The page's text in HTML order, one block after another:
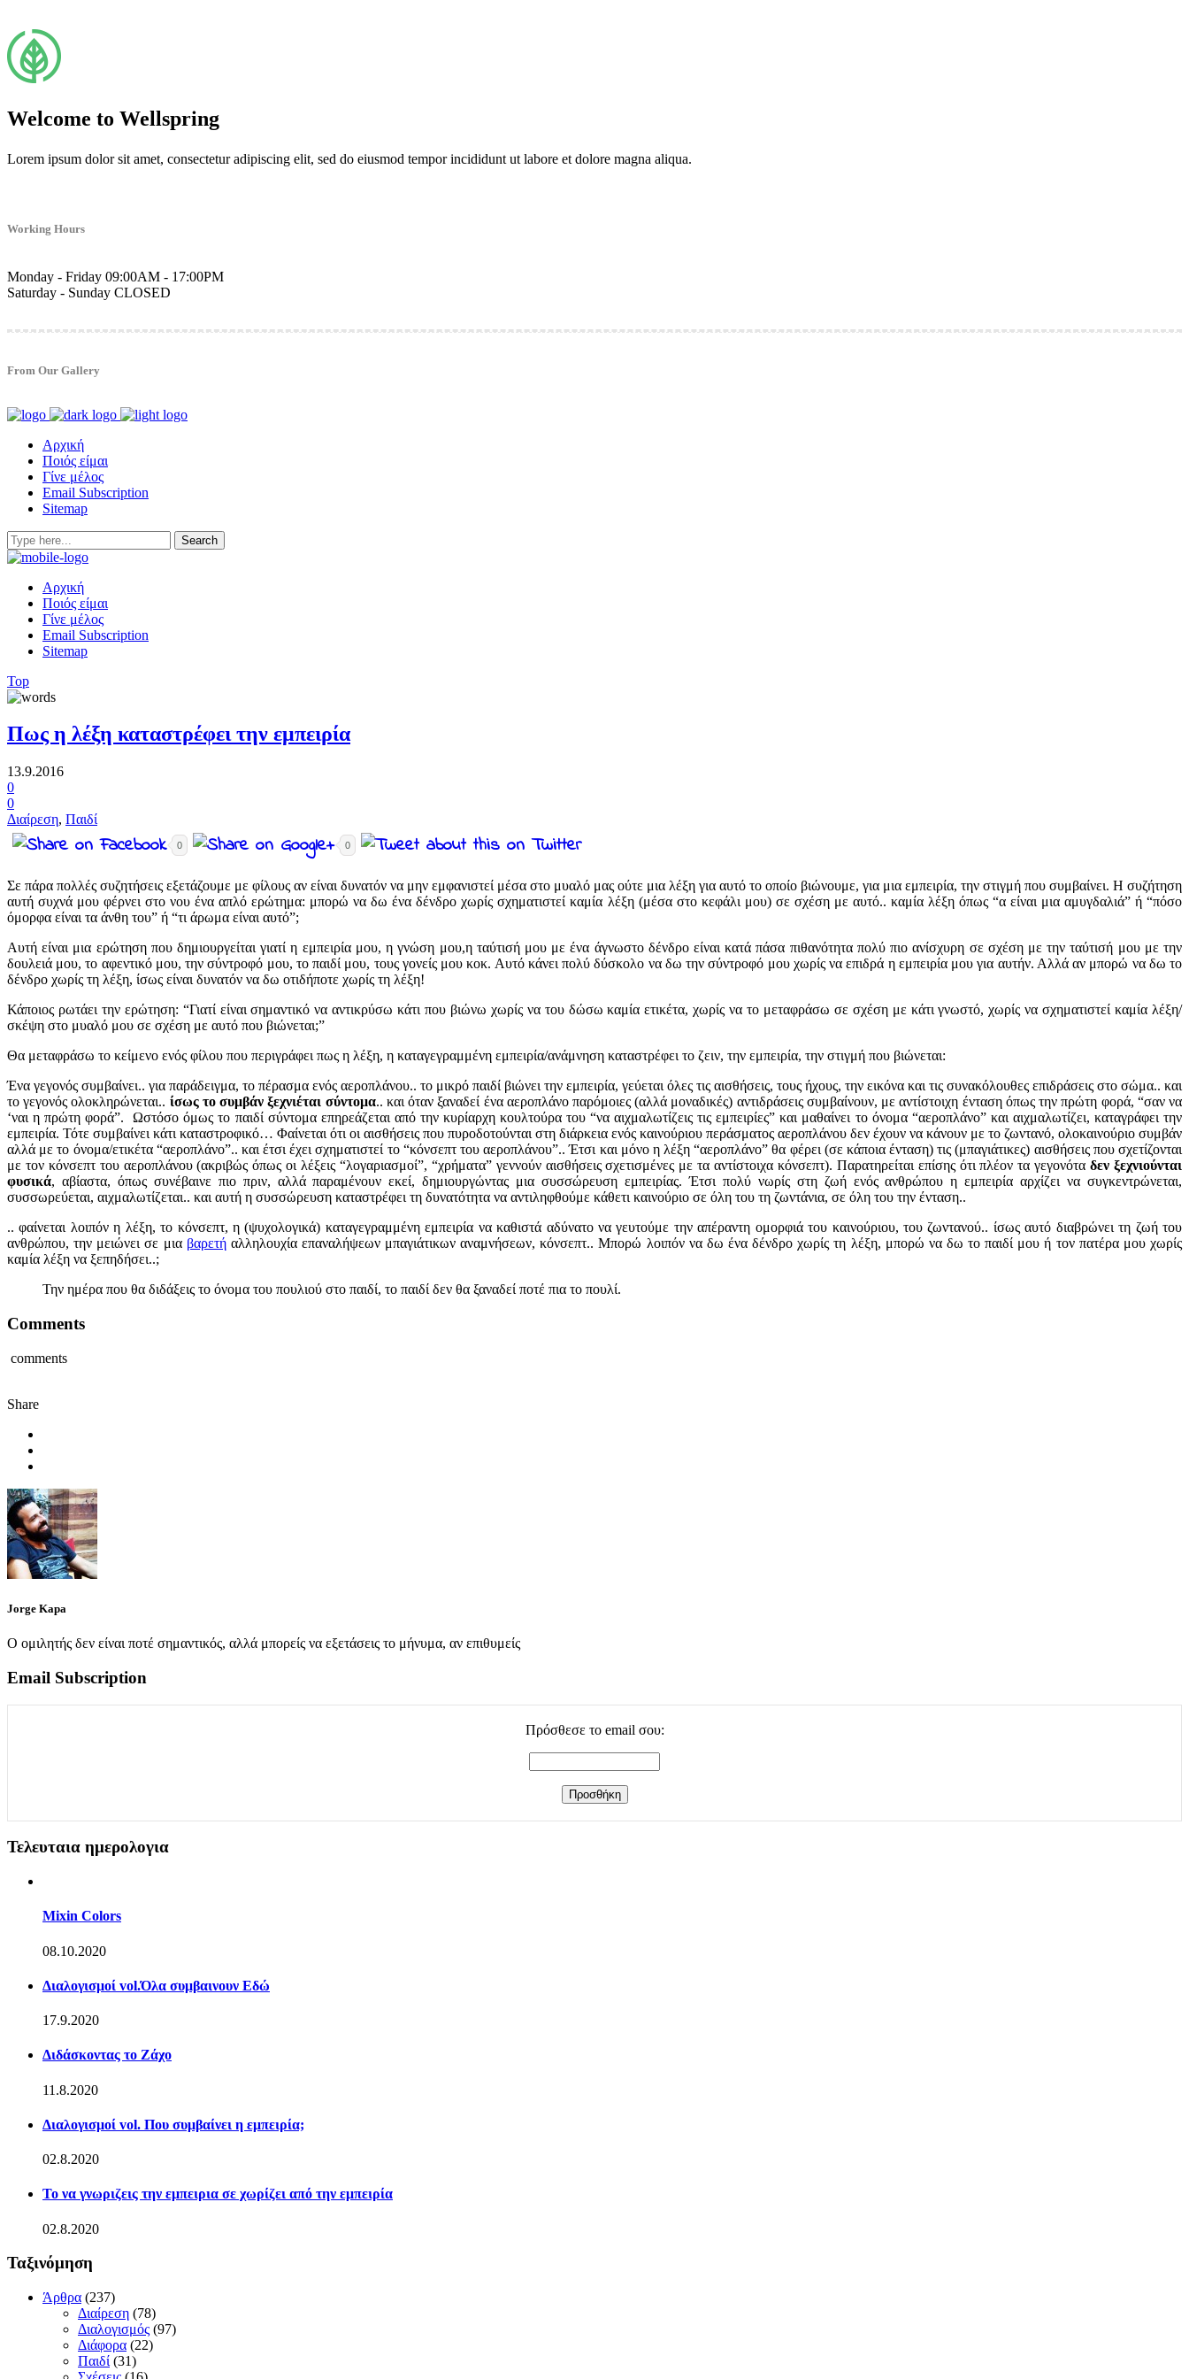
Welcome to Wellspring
Lorem ipsum dolor sit amet, consectetur adipiscing elit, sed do eiusmod tempor incididunt ut labore et dolore magna aliqua.
Working Hours
Monday - Friday 09:00AM - 17:00PM
Saturday - Sunday CLOSED
From Our Gallery
Αρχική
Ποιός είμαι
Γίνε μέλος
Email Subscription
Sitemap
Αρχική
Ποιός είμαι
Γίνε μέλος
Email Subscription
Sitemap
Top
Πως η λέξη καταστρέφει την εμπειρία
13.9.2016
0
0
Διαίρεση, Παιδί
0 0
Σε πάρα πολλές συζητήσεις εξετάζουμε με φίλους αν είναι δυνατόν να μην εμφανιστεί μέσα στο μυαλό μας ούτε μια λέξη για αυτό το οποίο βιώνουμε, για μια εμπειρία, την στιγμή που συμβαίνει. Η συζήτηση
αυτή συχνά μου φέρνει στο νου ένα απλό ερώτημα: μπορώ να δω ένα δένδρο χωρίς σχηματιστεί καμία λέξη (μέσα στο κεφάλι μου) σε σχέση με αυτό.. καμία λέξη όπως “α είναι μια αμυγδαλιά” ή “πόσο
όμορφα είναι τα άνθη του” ή “τι άρωμα είναι αυτό”;
Αυτή είναι μια ερώτηση που δημιουργείται γιατί η εμπειρία μου, η γνώση μου,η ταύτισή μου με ένα άγνωστο δένδρο είναι κατά πάσα πιθανότητα πολύ πιο ανίσχυρη σε σχέση με την ταύτισή μου με την
δουλειά μου, το αφεντικό μου, την σύντροφό μου, το παιδί μου, τους γονείς μου κοκ. Αυτό κάνει πολύ δύσκολο να δω την σύντροφό μου χωρίς να επιδρά η εμπειρία μου για αυτήν. Αλλά αν μπορώ να δω το
δένδρο χωρίς τη λέξη, ίσως είναι δυνατόν να δω οτιδήποτε χωρίς τη λέξη!
Κάποιος ρωτάει την ερώτηση: “Γιατί είναι σημαντικό να αντικρύσω κάτι που βιώνω χωρίς να του δώσω καμία ετικέτα, χωρίς να το μεταφράσω σε σχέση με κάτι γνωστό, χωρίς να σχηματιστεί καμία λέξη/
σκέψη στο μυαλό μου σε σχέση με αυτό που βιώνεται;”
Θα μεταφράσω το κείμενο ενός φίλου που περιγράφει πως η λέξη, η καταγεγραμμένη εμπειρία/ανάμνηση καταστρέφει το ζειν, την εμπειρία, την στιγμή που βιώνεται:
Ένα γεγονός συμβαίνει.. για παράδειγμα, το πέρασμα ενός αεροπλάνου.. το μικρό παιδί βιώνει την εμπειρία, γεύεται όλες τις αισθήσεις, τους ήχους, την εικόνα και τις συνακόλουθες επιδράσεις στο σώμα.. και
το γεγονός ολοκληρώνεται.. ίσως το συμβάν ξεχνιέται σύντομα.. και όταν ξαναδεί ένα αεροπλάνο παρόμοιες (αλλά μοναδικές) αντιδράσεις συμβαίνουν, με αντίστοιχη ένταση όπως την πρώτη φορά, “σαν να
‘ναι η πρώτη φορά”. Ωστόσο όμως το παιδί σύντομα επηρεάζεται από την κυρίαρχη κουλτούρα του “να αιχμαλωτίζεις τις εμπειρίες” και μαθαίνει το όνομα “αεροπλάνο” και αιχμαλωτίζει, καταγράφει την
εμπειρία. Τότε συμβαίνει κάτι καταστροφικό… Φαίνεται ότι οι αισθήσεις που πυροδοτούνται στη διάρκεια ενός καινούριου περάσματος αεροπλάνου δεν έχουν να κάνουν με το ζωντανό, ολοκαινούριο συμβάν
αλλά με το όνομα/ετικέτα “αεροπλάνο”.. και έτσι έχει σχηματιστεί το “κόνσεπτ του αεροπλάνου”.. Έτσι και μόνο η λέξη “αεροπλάνο” θα φέρει (σε κάποια ένταση) τις (μπαγιάτικες) αισθήσεις που σχετίζονται
με τον κόνσεπτ του αεροπλάνου (ακριβώς όπως οι λέξεις “λογαριασμοί”, “χρήματα” γεννούν αισθήσεις σχετισμένες με τα αντίστοιχα κόνσεπτ). Παρατηρείται επίσης ότι πλέον τα γεγονόταδεν ξεχνιούνται
φυσικά, αβίαστα, όπως συνέβαινε πιο πριν, αλλά παραμένουν εκεί, δημιουργώντας μια συσσώρευση εμπειρίας. Έτσι πολύ νωρίς στη ζωή ενός ανθρώπου η εμπειρία αρχίζει να συγκεντρώνεται,
συσσωρεύεται, αιχμαλωτίζεται.. και αυτή η συσσώρευση καταστρέφει τη δυνατότητα να αντιληφθούμε κάθετι καινούριο σε όλη του τη ζωντάνια, σε όλη του την ένταση..
.. φαίνεται λοιπόν η λέξη, το κόνσεπτ, η (ψυχολογικά) καταγεγραμμένη εμπειρία να καθιστά αδύνατο να γευτούμε την απέραντη ομορφιά του καινούριου, του ζωντανού.. ίσως αυτό διαβρώνει τη ζωή του
ανθρώπου, την μειώνει σε μια βαρετήαλληλουχία επαναλήψεων μπαγιάτικων αναμνήσεων, κόνσεπτ.. Μπορώ λοιπόν να δω ένα δένδρο χωρίς τη λέξη, μπορώ να δω το παιδί μου ή τον πατέρα μου χωρίς
καμία λέξη να ξεπηδήσει..;
Την ημέρα που θα διδάξεις το όνομα του πουλιού στο παιδί, το παιδί δεν θα ξαναδεί ποτέ πια το πουλί.
Comments
comments
Share
Jorge Kapa
Ο ομιλητής δεν είναι ποτέ σημαντικός, αλλά μπορείς να εξετάσεις το μήνυμα, αν επιθυμείς
Email Subscription
Πρόσθεσε το email σου:
Τελευταια ημερολογια
Mixin Colors
08.10.2020
Διαλογισμοί vol.Όλα συμβαινουν Εδώ
17.9.2020
Διδάσκοντας το Ζάχο
11.8.2020
Διαλογισμοί vol. Που συμβαίνει η εμπειρία;
02.8.2020
Το να γνωριζεις την εμπειρια σε χωρίζει από την εμπειρία
02.8.2020
Ταξινόμηση
Άρθρα (237)
Διαίρεση (78)
Διαλογισμός (97)
Διάφορα (22)
Παιδί (31)